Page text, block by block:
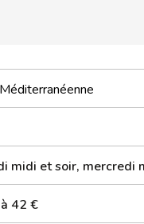
midi et soir, mercredi
42 €